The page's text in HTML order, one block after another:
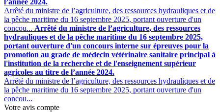
l’année 2024.
Arrêté du ministre de l’agriculture, des ressources hydrauliques et de
la pêche maritime du 16 septembre 2025, portant ouverture d'un
concou... Arrêté du ministre de l’agriculture, des ressources
hydrauliques et de la pêche maritime du 16 septembre 2025,
portant ouverture d'un concours interne sur épreuves pour la
promotion au grade de médecin vétérinaire sanitaire principal à
l'institution de la recherche et de l'enseignement supérieur
agricoles au titre de l’année 2024.
Arrêté du ministre de l’agriculture, des ressources hydrauliques et de
la pêche maritime du 16 septembre 2025, portant ouverture d'un
concou...
Votre avis compte